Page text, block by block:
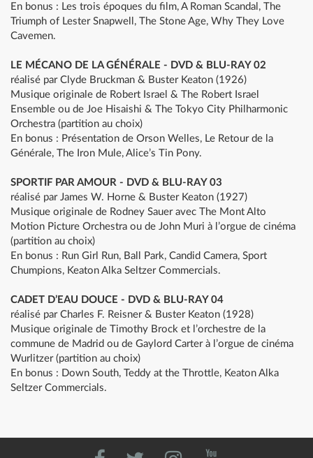
En bonus : Les trois époques du film, A Roman Scandal, The
Triumph of Lester Snapwell, The Stone Age, Why They Love
Cavemen.
LE MÉCANO DE LA GÉNÉRALE - DVD & BLU-RAY 02
réalisé par Clyde Bruckman & Buster Keaton (1926)
Musique originale de Robert Israel & The Robert Israel
Ensemble ou de Joe Hisaishi & The Tokyo City Philharmonic
Orchestra (partition au choix)
En bonus : Présentation de Orson Welles, Le Retour de la
Générale, The Iron Mule, Alice’s Tin Pony.
SPORTIF PAR AMOUR - DVD & BLU-RAY 03
réalisé par James W. Horne & Buster Keaton (1927)
Musique originale de Rodney Sauer avec The Mont Alto
Motion Picture Orchestra ou de John Muri à l’orgue de cinéma
(partition au choix)
En bonus : Run Girl Run, Ball Park, Candid Camera, Sport
Chumpions, Keaton Alka Seltzer Commercials.
CADET D’EAU DOUCE - DVD & BLU-RAY 04
réalisé par Charles F. Reisner & Buster Keaton (1928)
Musique originale de Timothy Brock et l’orchestre de la
commune de Madrid ou de Gaylord Carter à l’orgue de cinéma
Wurlitzer (partition au choix)
En bonus : Down South, Teddy at the Throttle, Keaton Alka
Seltzer Commercials.